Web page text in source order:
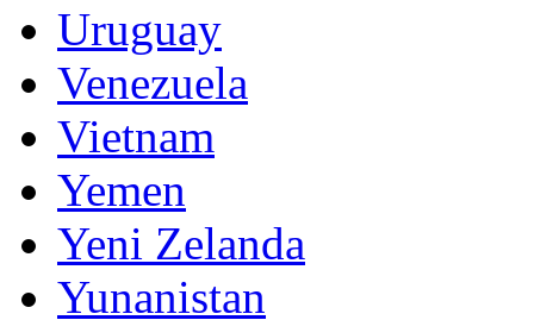
Uruguay
Venezuela
Vietnam
Yemen
Yeni Zelanda
Yunanistan